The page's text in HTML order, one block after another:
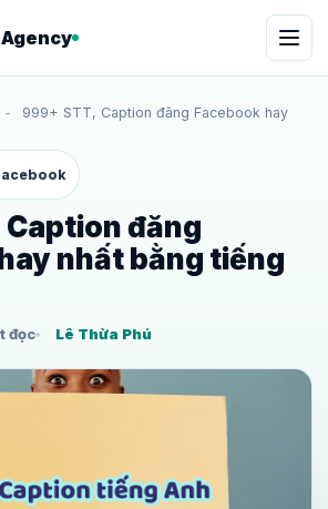
-
999+ STT, Caption đăng Facebook hay
đăng
nhất bằng tiếng
đọc Lê Thừa Phú